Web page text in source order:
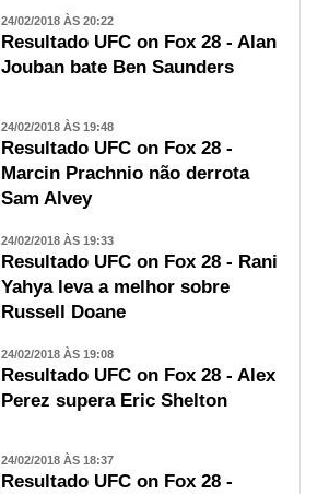
24/02/2018 ÀS 20:22
Resultado UFC on Fox 28 - Alan
Jouban bate Ben Saunders
24/02/2018 ÀS 19:48
Resultado UFC on Fox 28 -
Marcin Prachnio não derrota
Sam Alvey
24/02/2018 ÀS 19:33
Resultado UFC on Fox 28 - Rani
Yahya leva a melhor sobre
Russell Doane
24/02/2018 ÀS 19:08
Resultado UFC on Fox 28 - Alex
Perez supera Eric Shelton
24/02/2018 ÀS 18:37
Resultado UFC on Fox 28 -